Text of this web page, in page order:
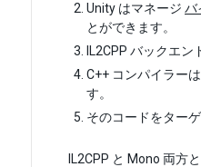
Unity はマネージ バ
とができます。
IL2CPP バックエ
C++ コンパイラー
す。
そのコードをター
IL2CPP と Mono 両方